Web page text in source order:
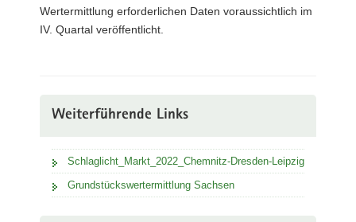
Wertermittlung erforderlichen Daten voraussichtlich im
IV. Quartal veröffentlicht.
Weiterführende Links
Schlaglicht_Markt_2022_Chemnitz-Dresden-Leipzig
Grundstückswertermittlung Sachsen